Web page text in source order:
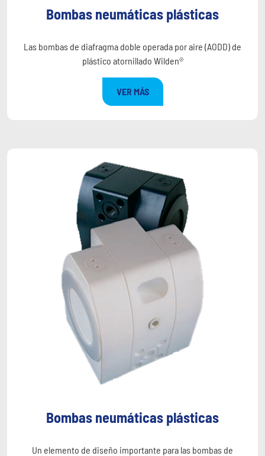
Bombas neumáticas plásticas
Las bombas de diafragma doble operada por aire (AODD) de
plástico atornillado Wilden®
VER MÁS
Bombas neumáticas plásticas
Un elemento de diseño importante para las bombas de